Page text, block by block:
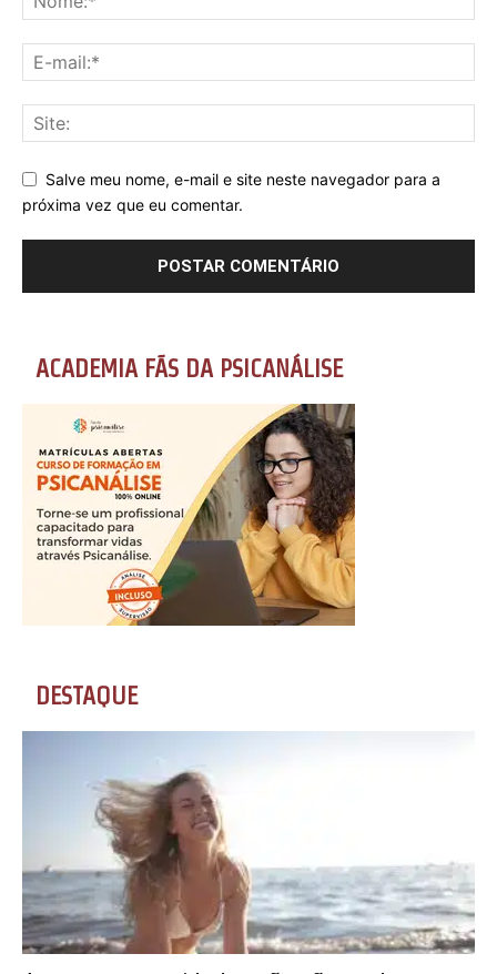
Salve meu nome, e-mail e site neste navegador para a
próxima vez que eu comentar.
ACADEMIA FÃS DA PSICANÁLISE
DESTAQUE